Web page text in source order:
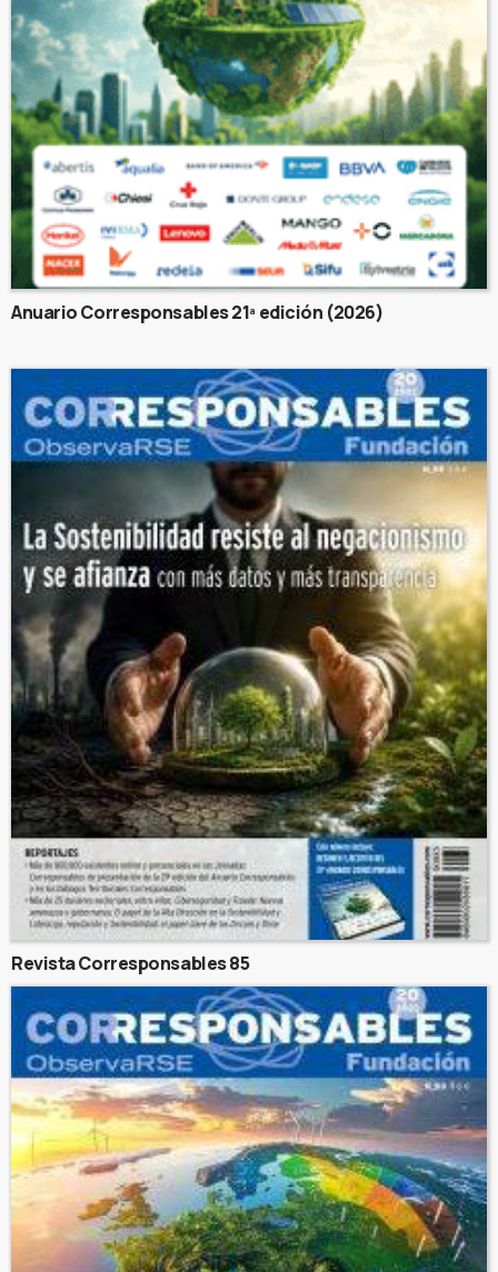
Anuario Corresponsables 21ª edición (2026)
Revista Corresponsables 85